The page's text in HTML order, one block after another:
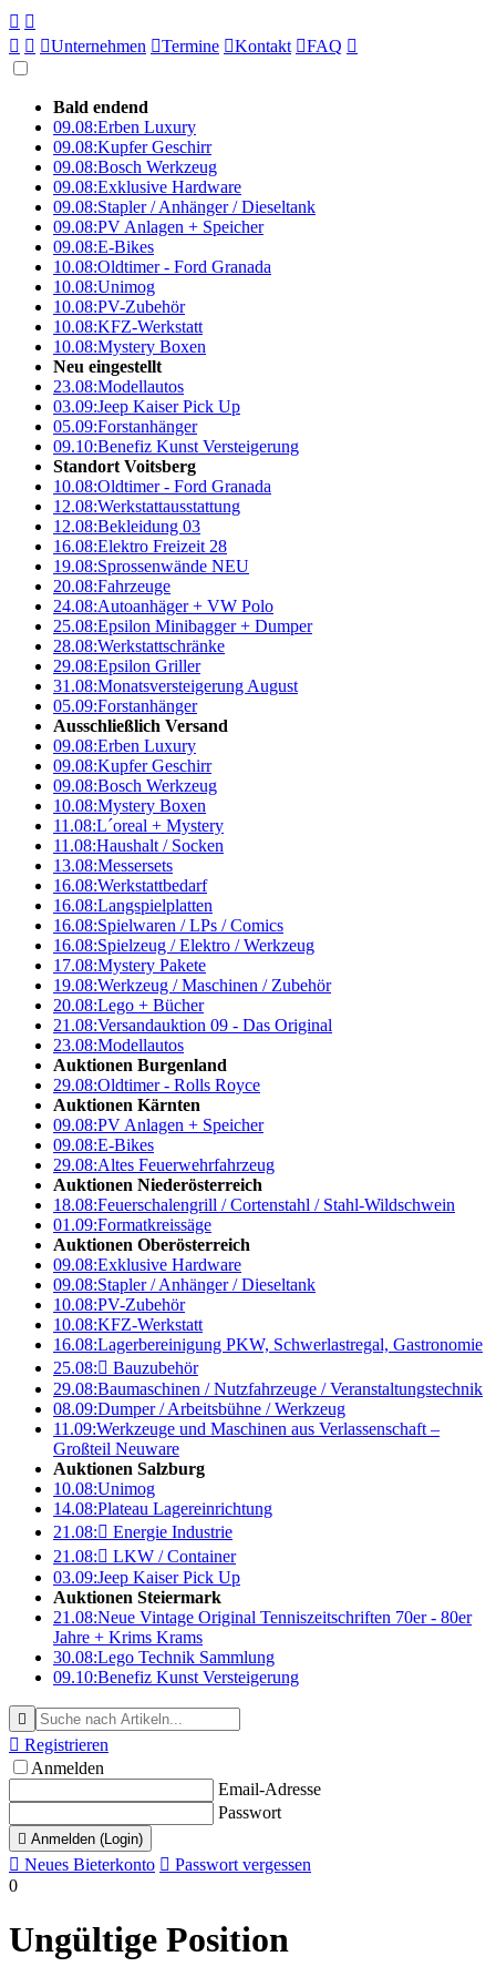
 
  Unternehmen Termine Kontakt FAQ 
Bald endend
09.08:Erben Luxury
09.08:Kupfer Geschirr
09.08:Bosch Werkzeug
09.08:Exklusive Hardware
09.08:Stapler / Anhänger / Dieseltank
09.08:PV Anlagen + Speicher
09.08:E-Bikes
10.08:Oldtimer - Ford Granada
10.08:Unimog
10.08:PV-Zubehör
10.08:KFZ-Werkstatt
10.08:Mystery Boxen
Neu eingestellt
23.08:Modellautos
03.09:Jeep Kaiser Pick Up
05.09:Forstanhänger
09.10:Benefiz Kunst Versteigerung
Standort Voitsberg
10.08:Oldtimer - Ford Granada
12.08:Werkstattausstattung
12.08:Bekleidung 03
16.08:Elektro Freizeit 28
19.08:Sprossenwände NEU
20.08:Fahrzeuge
24.08:Autoanhäger + VW Polo
25.08:Epsilon Minibagger + Dumper
28.08:Werkstattschränke
29.08:Epsilon Griller
31.08:Monatsversteigerung August
05.09:Forstanhänger
Ausschließlich Versand
09.08:Erben Luxury
09.08:Kupfer Geschirr
09.08:Bosch Werkzeug
10.08:Mystery Boxen
11.08:L´oreal + Mystery
11.08:Haushalt / Socken
13.08:Messersets
16.08:Werkstattbedarf
16.08:Langspielplatten
16.08:Spielwaren / LPs / Comics
16.08:Spielzeug / Elektro / Werkzeug
17.08:Mystery Pakete
19.08:Werkzeug / Maschinen / Zubehör
20.08:Lego + Bücher
21.08:Versandauktion 09 - Das Original
23.08:Modellautos
Auktionen Burgenland
29.08:Oldtimer - Rolls Royce
Auktionen Kärnten
09.08:PV Anlagen + Speicher
09.08:E-Bikes
29.08:Altes Feuerwehrfahrzeug
Auktionen Niederösterreich
18.08:Feuerschalengrill / Cortenstahl / Stahl-Wildschwein
01.09:Formatkreissäge
Auktionen Oberösterreich
09.08:Exklusive Hardware
09.08:Stapler / Anhänger / Dieseltank
10.08:PV-Zubehör
10.08:KFZ-Werkstatt
16.08:Lagerbereinigung PKW, Schwerlastregal, Gastronomie
25.08: Bauzubehör
29.08:Baumaschinen / Nutzfahrzeuge / Veranstaltungstechnik
08.09:Dumper / Arbeitsbühne / Werkzeug
11.09:Werkzeuge und Maschinen aus Verlassenschaft –
Großteil Neuware
Auktionen Salzburg
10.08:Unimog
14.08:Plateau Lagereinrichtung
21.08: Energie Industrie
21.08: LKW / Container
03.09:Jeep Kaiser Pick Up
Auktionen Steiermark
21.08:Neue Vintage Original Tenniszeitschriften 70er - 80er
Jahre + Krims Krams
30.08:Lego Technik Sammlung
09.10:Benefiz Kunst Versteigerung

 Registrieren
Anmelden
Email-Adresse
Passwort
 Anmelden (Login)
 Neues Bieterkonto  Passwort vergessen
0
Ungültige Position